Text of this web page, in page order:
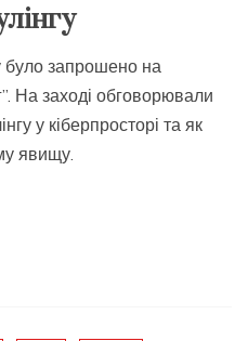
було запрошено на
На заході обговорювали
у кіберпросторі та як
явищу.